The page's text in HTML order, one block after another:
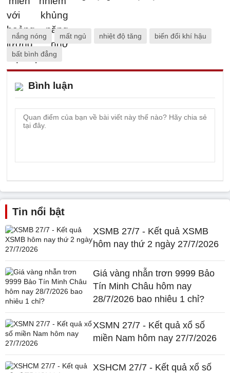
nắng nóng mất ngủ nhiệt độ tăng biến đổi khí hậu
bất bình đẳng
Bình luận
Tin nổi bật
XSMB 27/7 - Kết quả XSMB
hôm nay thứ 2 ngày 27/7/2026
Giá vàng nhẫn trơn 9999 Bảo
Tín Minh Châu hôm nay
28/7/2026 bao nhiêu 1 chỉ?
XSMN 27/7 - Kết quả xổ số
miền Nam hôm nay 27/7/2026
XSHCM 27/7 - Kết quả xổ số